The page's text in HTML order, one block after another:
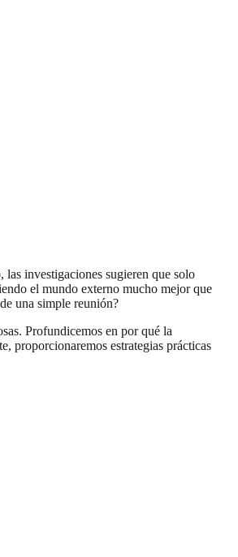
investigaciones sugieren que solo
el mundo externo mucho mejor que
una simple reunión?
Profundicemos en por qué la
proporcionaremos estrategias prácticas